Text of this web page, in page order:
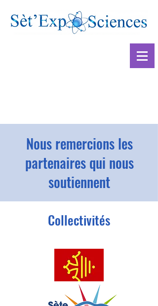
Nous remercions les
partenaires qui nous
soutiennent
Collectivités